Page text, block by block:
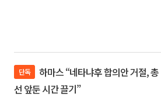
단독
선 앞둔 시간 끌기”